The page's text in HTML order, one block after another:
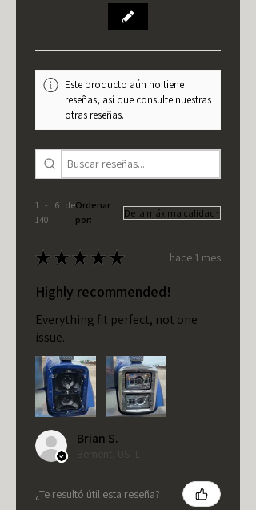
Este producto aún no tiene
reseñas, así que consulte nuestras
otras reseñas.
1 - 6 de
140
Ordenar
por:
★ ★ ★ ★ ★ hace 1 mes
Highly recommended!
Everything fit perfect, not one
issue.
Brian S.
Bement, US-IL
¿Te resultó útil esta reseña?